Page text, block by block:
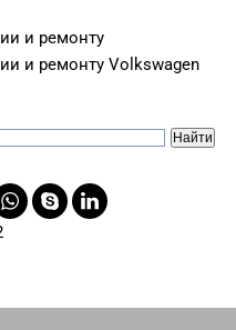
и ремонту
и ремонту Volkswagen